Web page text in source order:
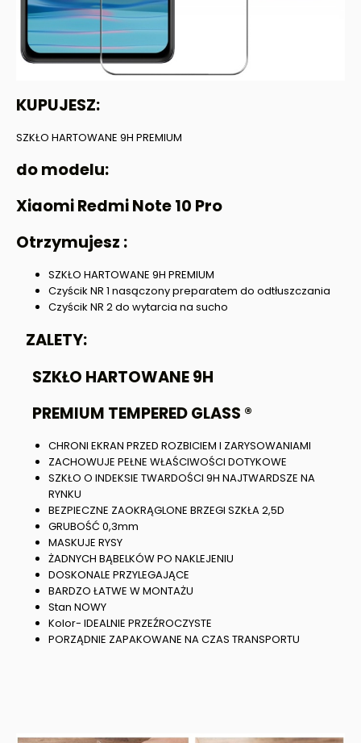
KUPUJESZ:
SZKŁO HARTOWANE 9H PREMIUM
do modelu:
Xiaomi Redmi Note 10 Pro
Otrzymujesz :
SZKŁO HARTOWANE 9H PREMIUM
Czyścik NR 1 nasączony preparatem do odtłuszczania
Czyścik NR 2 do wytarcia na sucho
ZALETY:
SZKŁO HARTOWANE 9H
PREMIUM TEMPERED GLASS ®
CHRONI EKRAN PRZED ROZBICIEM I ZARYSOWANIAMI
ZACHOWUJE PEŁNE WŁAŚCIWOŚCI DOTYKOWE
SZKŁO O INDEKSIE TWARDOŚCI 9H NAJTWARDSZE NA
RYNKU
BEZPIECZNE ZAOKRĄGLONE BRZEGI SZKŁA 2,5D
GRUBOŚĆ 0,3mm
MASKUJE RYSY
ŻADNYCH BĄBELKÓW PO NAKLEJENIU
DOSKONALE PRZYLEGAJĄCE
BARDZO ŁATWE W MONTAŻU
Stan NOWY
Kolor- IDEALNIE PRZEŹROCZYSTE
PORZĄDNIE ZAPAKOWANE NA CZAS TRANSPORTU